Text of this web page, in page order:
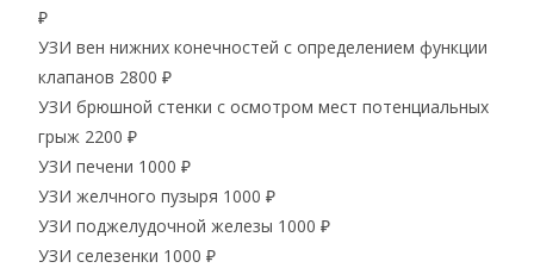
₽
УЗИ вен нижних конечностей с определением функции
клапанов 2800 ₽
УЗИ брюшной стенки с осмотром мест потенциальных
грыж 2200 ₽
УЗИ печени 1000 ₽
УЗИ желчного пузыря 1000 ₽
УЗИ поджелудочной железы 1000 ₽
УЗИ селезенки 1000 ₽